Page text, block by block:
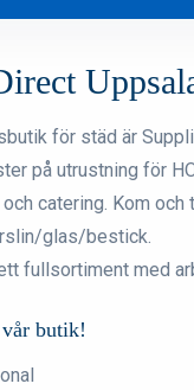
för städ är
på utrustning för
catering. Kom och
glas/bestick.
fullsortiment med
butik!